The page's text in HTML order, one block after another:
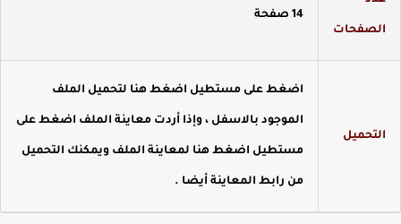
الصفحات
التحميل
اضغط على مستطيل اضغط هنا لتحميل الملف
الموجود بالاسفل ، وإذا أردت معاينة الملف اضغط على
مستطيل اضغط هنا لمعاينة الملف ويمكنك التحميل
من رابط المعاينة أيضا.